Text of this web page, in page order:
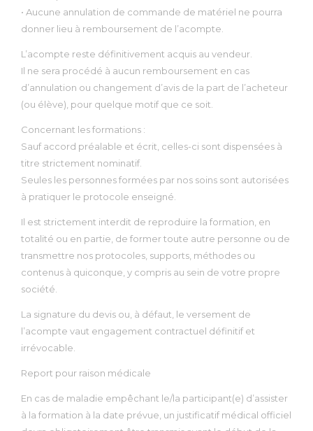
• Aucune annulation de commande de matériel ne pourra
donner lieu à remboursement de l’acompte.
L’acompte reste définitivement acquis au vendeur.
Il ne sera procédé à aucun remboursement en cas
d’annulation ou changement d’avis de la part de l’acheteur
(ou élève), pour quelque motif que ce soit.
Concernant les formations :
Sauf accord préalable et écrit, celles-ci sont dispensées à
titre strictement nominatif.
Seules les personnes formées par nos soins sont autorisées
à pratiquer le protocole enseigné.
Il est strictement interdit de reproduire la formation, en
totalité ou en partie, de former toute autre personne ou de
transmettre nos protocoles, supports, méthodes ou
contenus à quiconque, y compris au sein de votre propre
société.
La signature du devis ou, à défaut, le versement de
l’acompte vaut engagement contractuel définitif et
irrévocable.
Report pour raison médicale
En cas de maladie empêchant le/la participant(e) d’assister
à la formation à la date prévue, un justificatif médical officiel